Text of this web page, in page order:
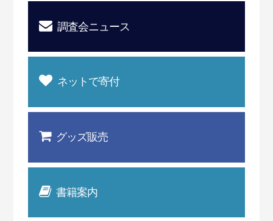
調査会ニュース
ネットで寄付
グッズ販売
書籍案内